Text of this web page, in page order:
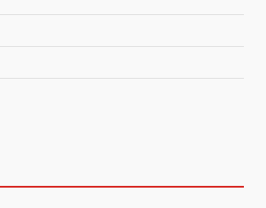
Lesiona a un Trabajador de